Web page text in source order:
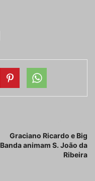
Graciano Ricardo e Big
Banda animam S. João da
Ribeira